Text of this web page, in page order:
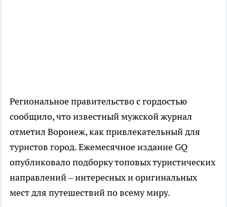
Региональное правительство с гордостью
сообщило, что известный мужской журнал
отметил Воронеж, как привлекательный для
туристов город. Ежемесячное издание GQ
опубликовало подборку топовых туристических
направлений – интересных и оригинальных
мест для путешествий по всему миру.